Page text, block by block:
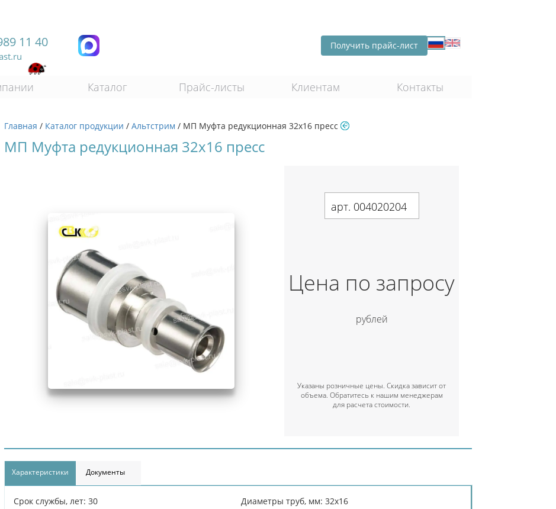
11 40 Получить прайс-лист
Каталог Прайс-листы Клиентам Контакты
Главная / Каталог продукции / Альтстрим / МП Муфта редукционная 32х16 пресс
МП Муфта редукционная 32х16 пресс
арт. 004020204
Цена по запросу
рублей
Указаны розничные цены. Скидка зависит от
объема. Обратитесь к нашим менеджерам
для расчета стоимости.
Характеристики Документы
Срок службы, лет: 30
Диаметры труб, мм: 32х16